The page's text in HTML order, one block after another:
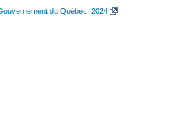
du Québec, 2024